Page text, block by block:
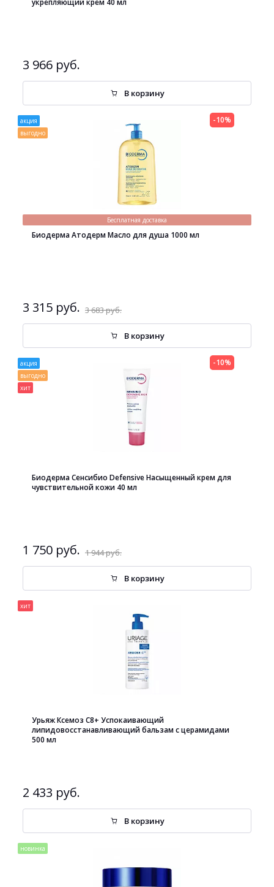
укрепляющий крем 40 мл
3 966 руб.
В корзину
акция
выгодно
Бесплатная доставка
Биодерма Атодерм Масло для душа 1000 мл
3 315 руб. 3 683 руб.
-10%
В корзину
акция
выгодно
хит
Биодерма Сенсибио Defensive Насыщенный крем для
чувствительной кожи 40 мл
1 750 руб. 1 944 руб.
-10%
В корзину
хит
Урьяж Ксемоз С8+ Успокаивающий
липидовосстанавливающий бальзам с церамидами
500 мл
2 433 руб.
В корзину
новинка